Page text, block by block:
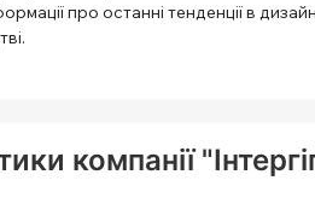
про останні тенденції в
компанії